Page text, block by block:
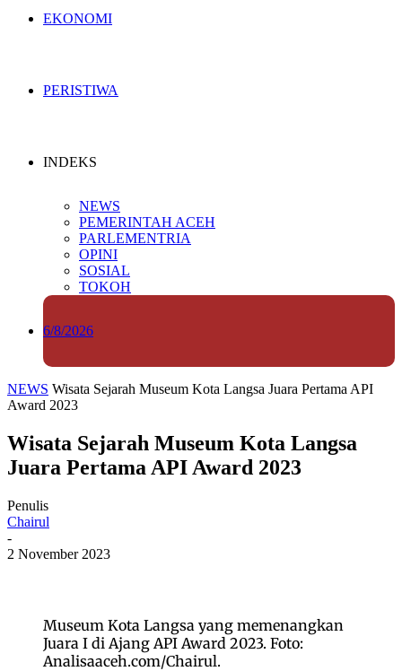
EKONOMI
PERISTIWA
INDEKS
NEWS
PEMERINTAH ACEH
PARLEMENTRIA
OPINI
SOSIAL
TOKOH
6/8/2026
NEWS Wisata Sejarah Museum Kota Langsa Juara Pertama API
Award 2023
Wisata Sejarah Museum Kota Langsa
Juara Pertama API Award 2023
Penulis
Chairul
-
2 November 2023
Museum Kota Langsa yang memenangkan
Juara I di Ajang API Award 2023. Foto:
Analisaaceh.com/Chairul.